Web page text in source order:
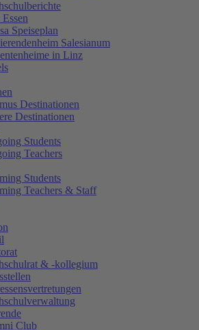
Speiseplan
Salesianum
in Linz
Destinationen
Destinationen
Students
Teachers
Students
Teachers & Staff
& -kollegium
Club